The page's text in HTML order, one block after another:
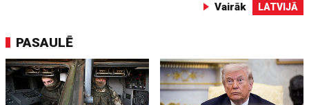
Vairāk LATVIJĀ
PASAULĒ